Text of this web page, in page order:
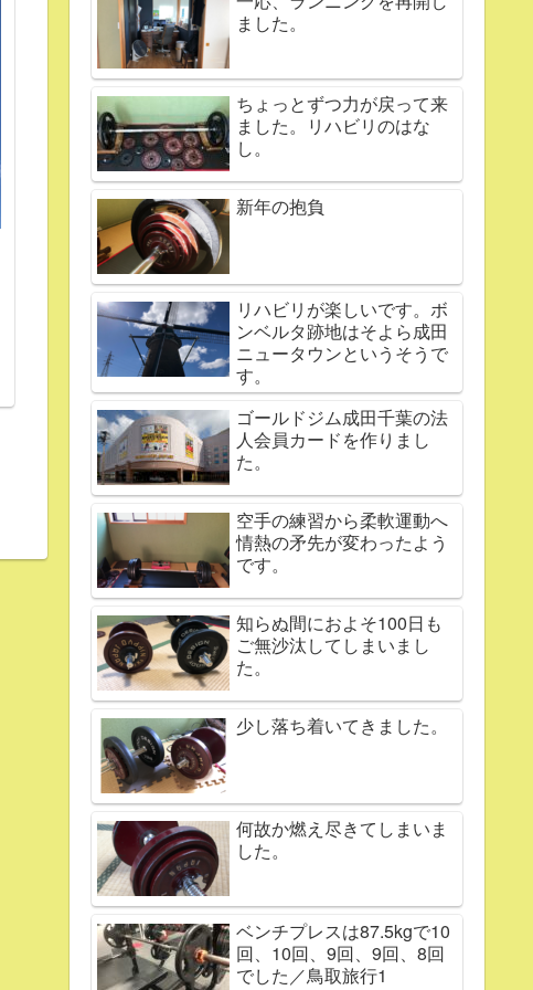
ました。
ちょっとずつ力が戻って来
ました。リハビリのはな
し。
新年の抱負
リハビリが楽しいです。ボ
ンベルタ跡地はそよら成田
ニュータウンというそうで
す。
ゴールドジム成田千葉の法
人会員カードを作りまし
た。
空手の練習から柔軟運動へ
情熱の矛先が変わったよう
です。
知らぬ間におよそ100日も
ご無沙汰してしまいまし
た。
少し落ち着いてきました。
何故か燃え尽きてしまいま
した。
ベンチプレスは87.5kgで10
回、10回、9回、9回、8回
でした／鳥取旅行1